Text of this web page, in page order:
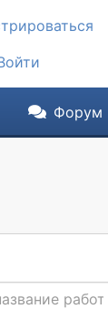
Форум
работы